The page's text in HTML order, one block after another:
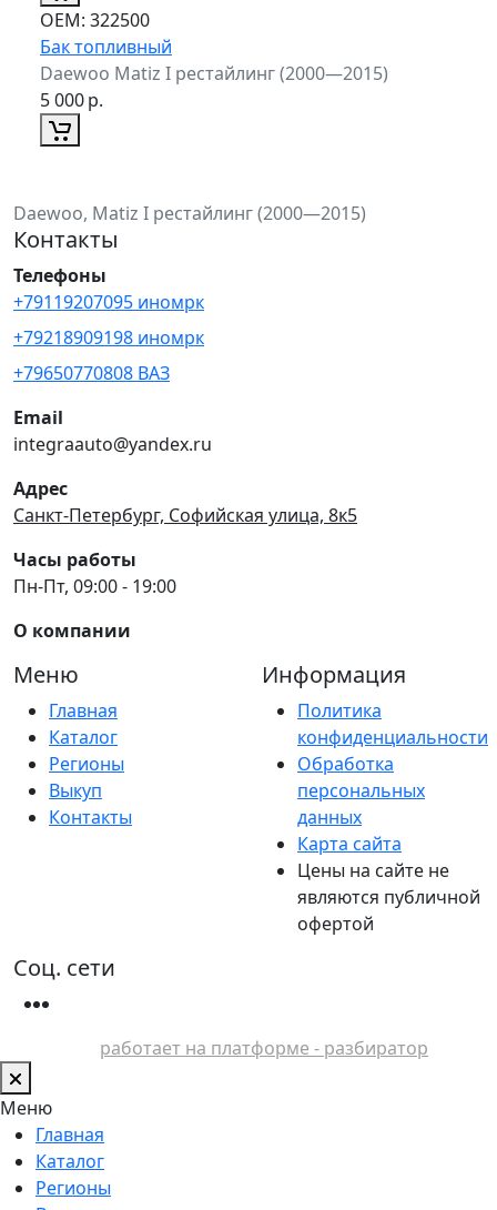
ОЕМ: 322500
Бак топливный
Daewoo Matiz I рестайлинг (2000—2015)
5 000р.
Daewoo, Matiz I рестайлинг (2000—2015)
Контакты
Телефоны
+79119207095 иномрк
+79218909198 иномрк
+79650770808 ВАЗ
Email
integraauto@yandex.ru
Адрес
Санкт-Петербург, Софийская улица, 8к5
Часы работы
Пн-Пт, 09:00 - 19:00
О компании
Меню
Главная
Каталог
Регионы
Выкуп
Контакты
Информация
Политика
конфиденциальности
Обработка
персональных
данных
Карта сайта
Цены на сайте не
являются публичной
офертой
Соц. сети
работает на платформе - разбиратор
Меню
Главная
Каталог
Регионы